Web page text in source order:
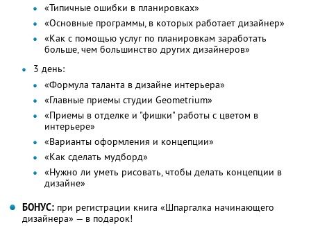
«Типичные ошибки в планировках»
«Основные программы, в которых работает дизайнер»
«Как с помощью услуг по планировкам заработать
больше, чем большинство других дизайнеров»
3 день:
«Формула таланта в дизайне интерьера»
«Главные приемы студии Geometrium»
«Приемы в отделке и "фишки" работы с цветом в
интерьере»
«Варианты оформления и концепции»
«Как сделать мудборд»
«Нужно ли уметь рисовать, чтобы делать концепции в
дизайне»
БОНУС: при регистрации книга «Шпаргалка начинающего
дизайнера» — в подарок!